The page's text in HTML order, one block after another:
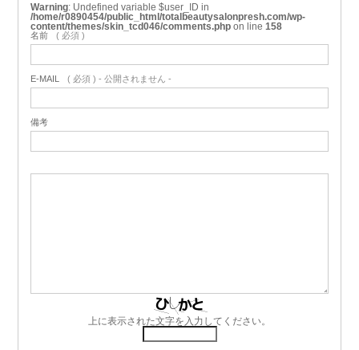
Warning : Undefined variable $user_ID in
/home/r0890454/public_html/totalbeautysalonpresh.com/wp-
content/themes/skin_tcd046/comments.php on line 158
名前 ( 必須 )
E-MAIL ( 必須 ) - 公開されません -
備考
上に表示された文字を入力してください。